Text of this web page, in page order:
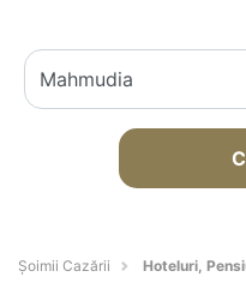
Șoimii Cazării Hoteluri,